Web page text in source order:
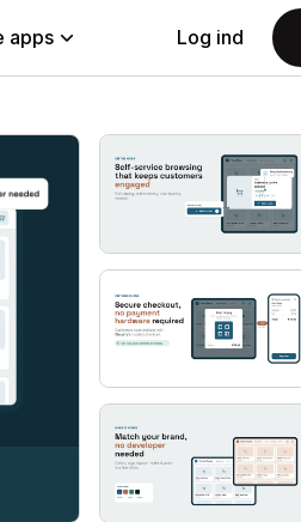
apps Log ind